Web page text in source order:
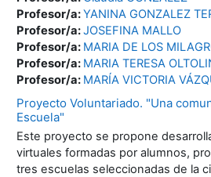
Profesor/a:YANINA GONZALEZ
Profesor/a:JOSEFINA MALLO
Profesor/a: MARIA DE LOS
Profesor/a: MARIA TERESA
Profesor/a: MARÍA VICTORIA
Proyecto Voluntariado. "Una
Escuela"
Este proyecto se propone
virtuales formadas por alumnos,
tres escuelas seleccionadas de la